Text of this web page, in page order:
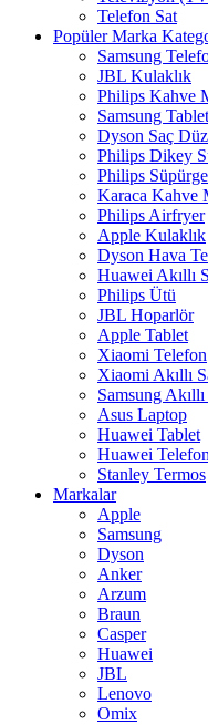
Telefon Sat
Popüler Marka
Samsung
JBL Kulaklık
Philips Kahve
Samsung Tablet
Dyson Saç
Philips Dikey
Philips Süpürge
Karaca Kahve
Philips Airfryer
Apple Kulaklık
Dyson Hava
Huawei Akıllı
Philips Ütü
JBL Hoparlör
Apple Tablet
Xiaomi Telefon
Xiaomi Akıllı
Samsung
Asus Laptop
Huawei Tablet
Huawei Telefon
Stanley Termos
Markalar
Apple
Samsung
Dyson
Anker
Arzum
Braun
Casper
Huawei
JBL
Lenovo
Omix